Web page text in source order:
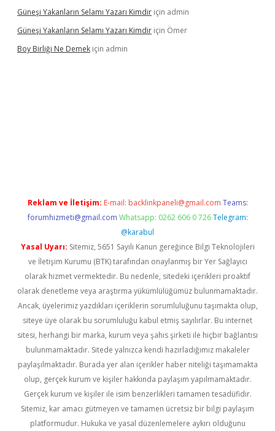
Güneşi Yakanların Selamı Yazarı Kimdir için admin
Güneşi Yakanların Selamı Yazarı Kimdir için Ömer
Boy Birliği Ne Demek için admin
Reklam ve İletişim: E-mail: backlinkpaneli@gmail.com Teams:
forumhizmeti@gmail.com Whatsapp: 0262 606 0 726 Telegram:
@karabul
Yasal Uyarı: Sitemiz, 5651 Sayılı Kanun gereğince Bilgi Teknolojileri
ve İletişim Kurumu (BTK) tarafından onaylanmış bir Yer Sağlayıcı
olarak hizmet vermektedir. Bu nedenle, sitedeki içerikleri proaktif
olarak denetleme veya araştırma yükümlülüğümüz bulunmamaktadır.
Ancak, üyelerimiz yazdıkları içeriklerin sorumluluğunu taşımakta olup,
siteye üye olarak bu sorumluluğu kabul etmiş sayılırlar. Bu internet
sitesi, herhangi bir marka, kurum veya şahıs şirketi ile hiçbir bağlantısı
bulunmamaktadır. Sitede yalnızca kendi hazırladığımız makaleler
paylaşılmaktadır. Burada yer alan içerikler haber niteliği taşımamakta
olup, gerçek kurum ve kişiler hakkında paylaşım yapılmamaktadır.
Gerçek kurum ve kişiler ile isim benzerlikleri tamamen tesadüfidir.
Sitemiz, kar amacı gütmeyen ve tamamen ücretsiz bir bilgi paylaşım
platformudur. Hukuka ve yasal düzenlemelere aykırı olduğunu